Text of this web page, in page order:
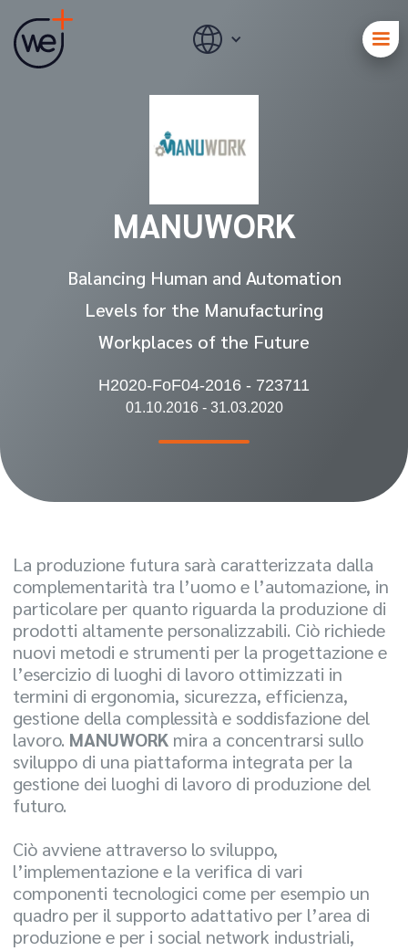
MANUWORK
Balancing Human and Automation
Levels for the Manufacturing
Workplaces of the Future
H2020-FoF04-2016 - 723711
01.10.2016 - 31.03.2020
La produzione futura sarà caratterizzata dalla
complementarità tra l’uomo e l’automazione, in
particolare per quanto riguarda la produzione di
prodotti altamente personalizzabili. Ciò richiede
nuovi metodi e strumenti per la progettazione e
l’esercizio di luoghi di lavoro ottimizzati in
termini di ergonomia, sicurezza, efficienza,
gestione della complessità e soddisfazione del
lavoro. MANUWORK mira a concentrarsi sullo
sviluppo di una piattaforma integrata per la
gestione dei luoghi di lavoro di produzione del
futuro.
Ciò avviene attraverso lo sviluppo,
l’implementazione e la verifica di vari
componenti tecnologici come per esempio un
quadro per il supporto adattativo per l’area di
produzione e per i social network industriali,